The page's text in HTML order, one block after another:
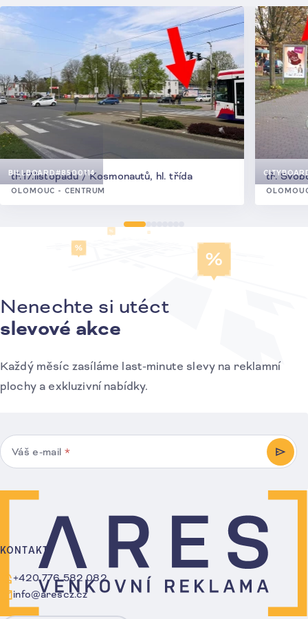
BILLBOARD#8500114
tř.17.listopadu / Kosmonautů, hl. třída
OLOMOUC - CENTRUM
tř.
Přihlášení k odběru novinek
Nenechte si utéct
slevové akce
Každý měsíc zasíláme last-minute slevy na reklamní
plochy a exkluzivní nabídky.
Váš e-mail *
KONTAKT
+420 776 582 082
info@arescz.cz